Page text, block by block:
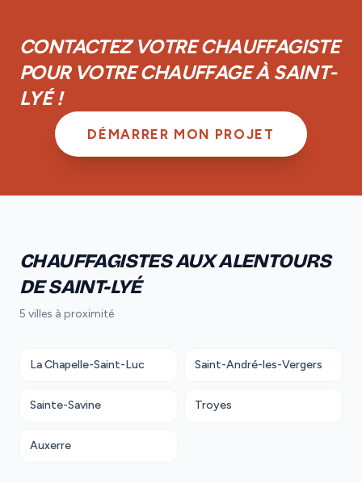
CONTACTEZ VOTRE CHAUFFAGISTE
POUR VOTRE CHAUFFAGE À SAINT-
LYÉ !
DÉMARRER MON PROJET
CHAUFFAGISTES AUX ALENTOURS
DE SAINT-LYÉ
5 villes à proximité
La Chapelle-Saint-Luc Saint-André-les-Vergers
Sainte-Savine Troyes
Auxerre